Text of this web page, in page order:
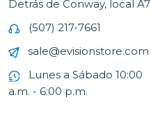
Detrás de Conway, local A7
(507) 217-7661
sale@evisionstore.com
Lunes a Sábado 10:00
a.m. - 6:00 p.m.